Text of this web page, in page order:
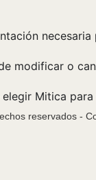
modificar o
elegir Mitica
reservados -